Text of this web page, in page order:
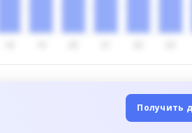
Получить